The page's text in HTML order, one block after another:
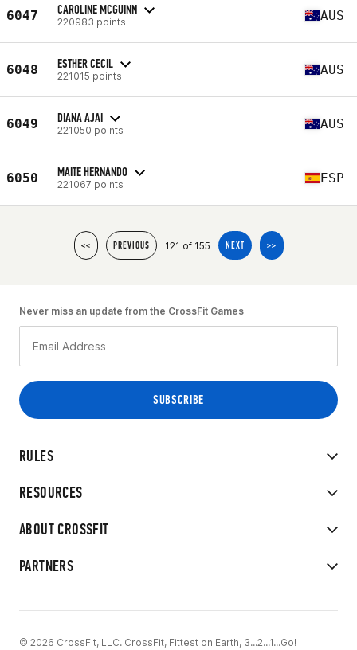
6047 CAROLINE MCGUINN
220983 points AUS
6048 ESTHER CECIL
221015 points AUS
6049 DIANA AJAI
221050 points AUS
6050 MAITE HERNANDO
221067 points ESP
<< PREVIOUS 121 of 155 NEXT >>
RULES
RESOURCES
ABOUT CROSSFIT
PARTNERS
Never miss an update from the CrossFit Games
© 2026 CrossFit, LLC. CrossFit, Fittest on Earth, 3...2...1...Go!